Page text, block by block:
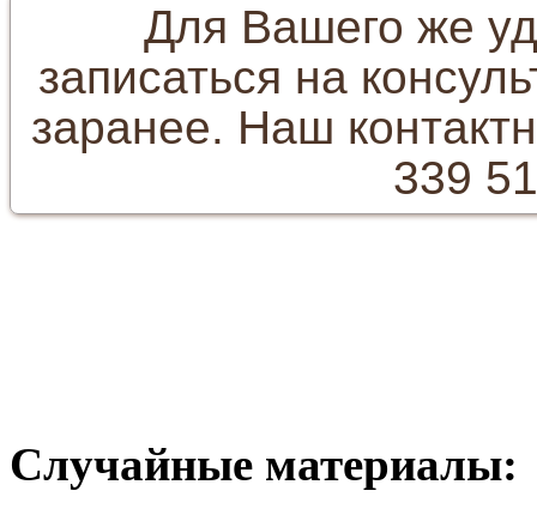
Для Вашего же
записаться на
заранее. Наш
339
Случайные материалы: